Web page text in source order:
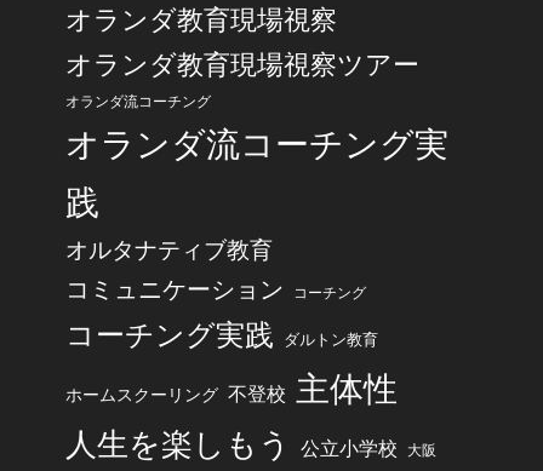
オランダ教育現場視察
オランダ教育現場視察ツアー
オランダ流コーチング
オランダ流コーチング実
践
オルタナティブ教育
コミュニケーション コーチング
コーチング実践 ダルトン教育
ホームスクーリング 不登校 主体性
人生を楽しもう 公立小学校 大阪